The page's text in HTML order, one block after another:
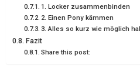
)
1. Locker zusammenbinden
2. Einen Pony kämmen
3. Alles so kurz wie möglich
Fazit
Share this post: